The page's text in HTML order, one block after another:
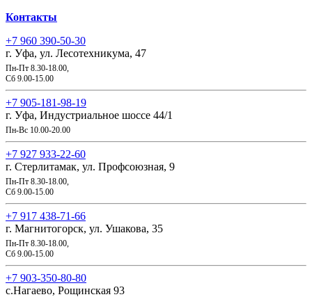
Контакты
+7 960 390-50-30
г. Уфа, ул. Лесотехникума, 47
Пн-Пт 8.30-18.00,
Сб 9.00-15.00
+7 905-181-98-19
г. Уфа, Индустриальное шоссе 44/1
Пн-Вс 10.00-20.00
+7 927 933-22-60
г. Стерлитамак, ул. Профсоюзная, 9
Пн-Пт 8.30-18.00,
Сб 9.00-15.00
+7 917 438-71-66
г. Магнитогорск, ул. Ушакова, 35
Пн-Пт 8.30-18.00,
Сб 9.00-15.00
+7 903-350-80-80
с.Нагаево, Рощинская 93